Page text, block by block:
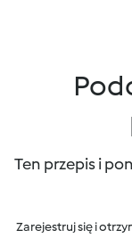
Ten przepis i
Zarejestruj się i